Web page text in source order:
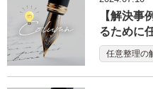
【解決事
るために
任意整理の